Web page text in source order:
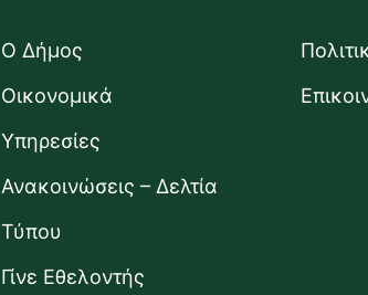
Ο Δήμος
Οικονομικά
Υπηρεσίες
Ανακοινώσεις – Δελτία
Τύπου
Γίνε Εθελοντής